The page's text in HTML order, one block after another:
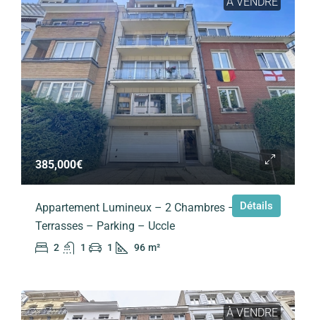
385,000€
Appartement Lumineux – 2 Chambres –
Terrasses – Parking – Uccle
2 1 1 96 m²
Détails
À VENDRE